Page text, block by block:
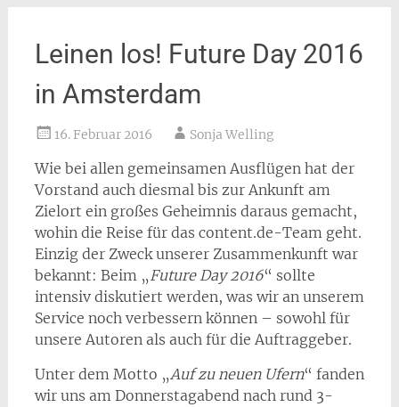
Leinen los! Future Day 2016
in Amsterdam
16. Februar 2016 Sonja Welling
Wie bei allen gemeinsamen Ausflügen hat der
Vorstand auch diesmal bis zur Ankunft am
Zielort ein großes Geheimnis daraus gemacht,
wohin die Reise für das content.de-Team geht.
Einzig der Zweck unserer Zusammenkunft war
bekannt: Beim „Future Day 2016“ sollte
intensiv diskutiert werden, was wir an unserem
Service noch verbessern können – sowohl für
unsere Autoren als auch für die Auftraggeber.
Unter dem Motto „Auf zu neuen Ufern“ fanden
wir uns am Donnerstagabend nach rund 3-